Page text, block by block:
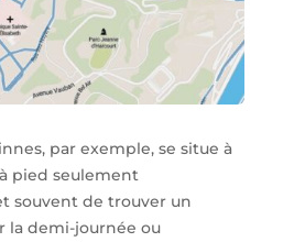
par exemple, se situe à
pied seulement
souvent de trouver un
la demi-journée ou